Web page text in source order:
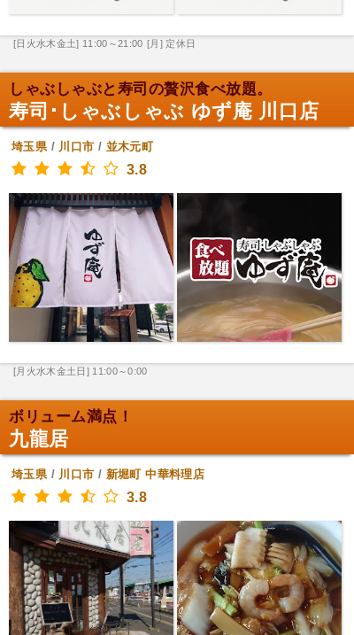
[日火水木金土] 11:00～21:00 [月] 定休日
しゃぶしゃぶと寿司の贅沢食べ放題。
寿司･しゃぶしゃぶ ゆず庵 川口店
埼玉県/ 川口市 / 並木元町
3.8
[月火水木金土日] 11:00～0:00
ボリューム満点！
九龍居
埼玉県/ 川口市 / 新堀町 中華料理店
3.8